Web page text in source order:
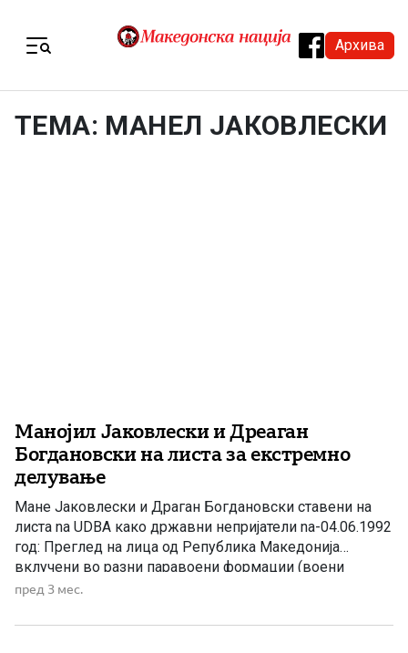
Архива
ТЕМА: МАНЕЛ ЈАКОВЛЕСКИ
Манојил Јаковлески и Дреаган
Богдановски на листа за екстремно
делување
Мане Јаковлески и Драган Богдановски ставени на
листа na UDBA како државни непријатели na-04.06.1992
год: Преглед на лица од Република Македонија
вклучени во разни паравоени формации (воени
штабови, гарди, стражи, заштитни комитети и сл.) (ЕВ.
тајни служби се наоѓаат бројни документи кои
пред 3 мес.